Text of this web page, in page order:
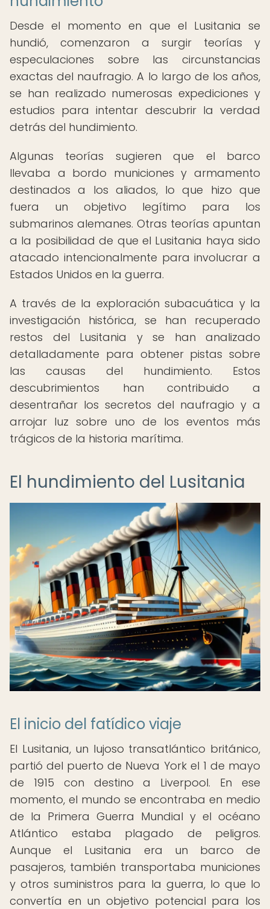
Desde el momento en que el Lusitania se
hundió, comenzaron a surgir teorías y
especulaciones sobre las circunstancias
exactas del naufragio. A lo largo de los años,
se han realizado numerosas expediciones y
estudios para intentar descubrir la verdad
detrás del hundimiento.
Algunas teorías sugieren que el barco
llevaba a bordo municiones y armamento
destinados a los aliados, lo que hizo que
fuera un objetivo legítimo para los
submarinos alemanes. Otras teorías apuntan
a la posibilidad de que el Lusitania haya sido
atacado intencionalmente para involucrar a
Estados Unidos en la guerra.
A través de la exploración subacuática y la
investigación histórica, se han recuperado
restos del Lusitania y se han analizado
detalladamente para obtener pistas sobre
las causas del hundimiento. Estos
descubrimientos han contribuido a
desentrañar los secretos del naufragio y a
arrojar luz sobre uno de los eventos más
trágicos de la historia marítima.
El hundimiento del Lusitania
El inicio del fatídico viaje
El Lusitania, un lujoso transatlántico británico,
partió del puerto de Nueva York el 1 de mayo
de 1915 con destino a Liverpool. En ese
momento, el mundo se encontraba en medio
de la Primera Guerra Mundial y el océano
Atlántico estaba plagado de peligros.
Aunque el Lusitania era un barco de
pasajeros, también transportaba municiones
y otros suministros para la guerra, lo que lo
convertía en un objetivo potencial para los